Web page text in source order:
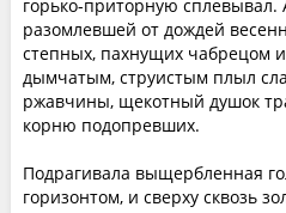
горько-приторную сплевывал.
разомлевшей от дождей
степных, пахнущих чабрецом
дымчатым, струистым плыл
ржавчины, щекотный душок
корню подопревших.
Подрагивала выщербленная
горизонтом, и сверху сквозь